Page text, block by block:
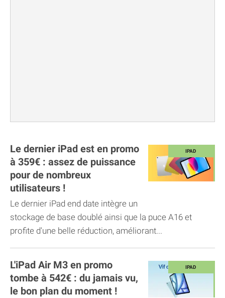
Le dernier iPad est en promo
à 359€ : assez de puissance
pour de nombreux
utilisateurs !
Le dernier iPad end date intègre un
stockage de base doublé ainsi que la puce A16 et
profite d'une belle réduction, améliorant...
L'iPad Air M3 en promo
tombe à 542€ : du jamais vu,
le bon plan du moment !